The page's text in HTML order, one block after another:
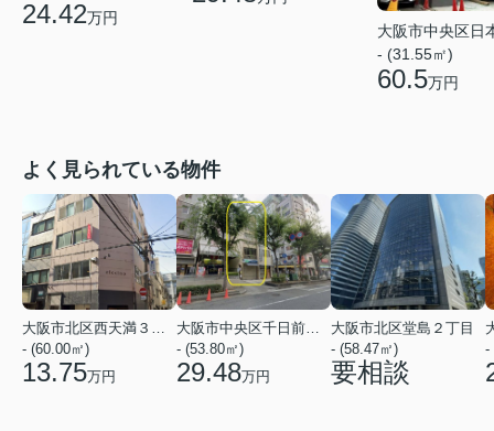
24.42万円
大阪市中央区日
- (31.55㎡)
60.5万円
よく見られている物件
- (60.00㎡)
13.75万円
- (53.80㎡)
29.48万円
大阪市北区堂島２丁目
- (58.47㎡)
要相談
-